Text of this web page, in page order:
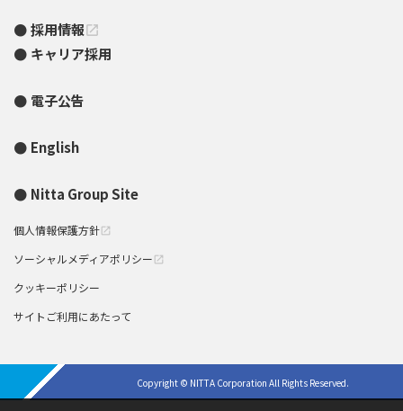
採用情報open_in_new
キャリア採用
電子公告
English
Nitta Group Site
個人情報保護方針 open_in_new
ソーシャルメディアポリシー open_in_new
クッキーポリシー
サイトご利用にあたって
Copyright © NITTA Corporation All Rights Reserved.